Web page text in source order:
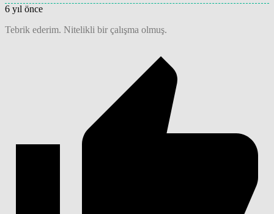
6 yıl önce
Tebrik ederim. Nitelikli bir çalışma olmuş.